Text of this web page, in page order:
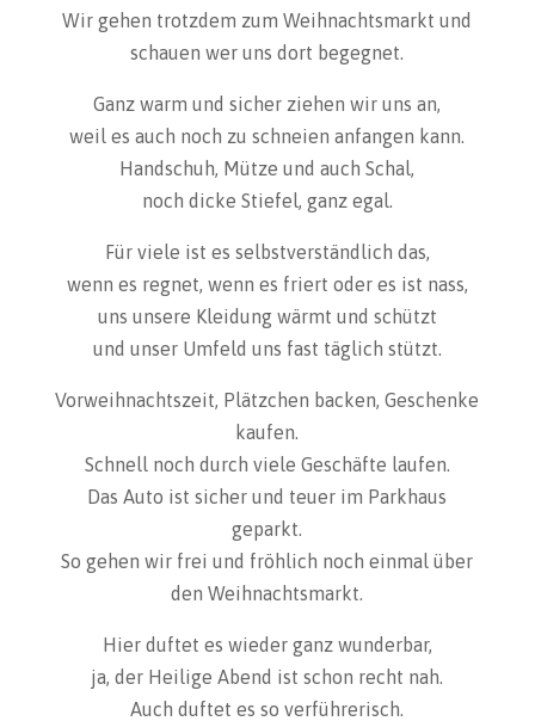
Wir gehen trotzdem zum Weihnachtsmarkt und
schauen wer uns dort begegnet.
Ganz warm und sicher ziehen wir uns an,
weil es auch noch zu schneien anfangen kann.
Handschuh, Mütze und auch Schal,
noch dicke Stiefel, ganz egal.
Für viele ist es selbstverständlich das,
wenn es regnet, wenn es friert oder es ist nass,
uns unsere Kleidung wärmt und schützt
und unser Umfeld uns fast täglich stützt.
Vorweihnachtszeit, Plätzchen backen, Geschenke
kaufen.
Schnell noch durch viele Geschäfte laufen.
Das Auto ist sicher und teuer im Parkhaus
geparkt.
So gehen wir frei und fröhlich noch einmal über
den Weihnachtsmarkt.
Hier duftet es wieder ganz wunderbar,
ja, der Heilige Abend ist schon recht nah.
Auch duftet es so verführerisch.